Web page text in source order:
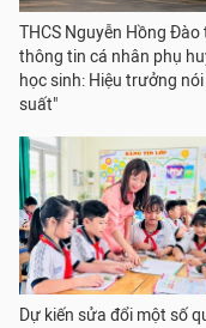
THCS Nguyễn Hồng Đào
thông tin cá nhân phụ
học sinh: Hiệu trưởng nói
suất"
Dự kiến sửa đổi một số